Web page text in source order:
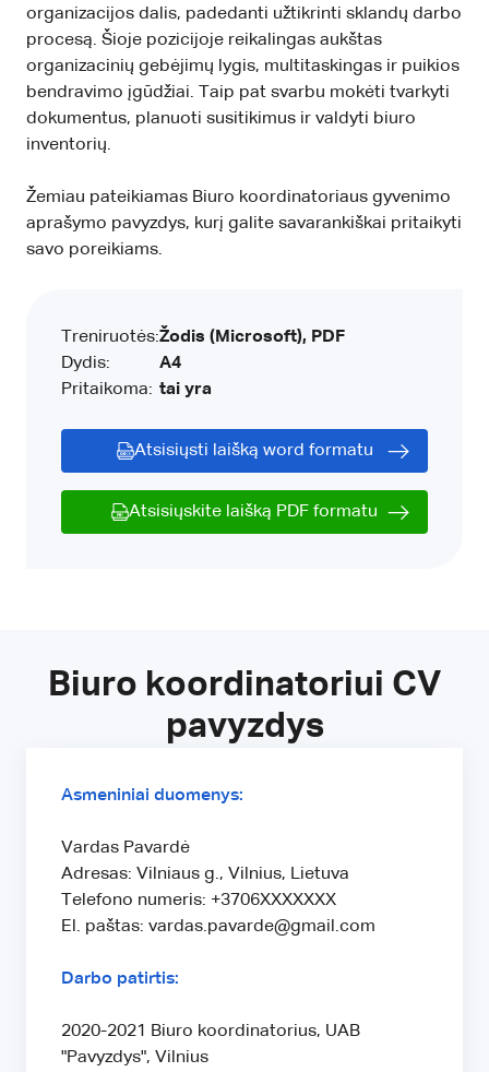
organizacijos dalis, padedanti užtikrinti sklandų darbo
procesą. Šioje pozicijoje reikalingas aukštas
organizacinių gebėjimų lygis, multitaskingas ir puikios
bendravimo įgūdžiai. Taip pat svarbu mokėti tvarkyti
dokumentus, planuoti susitikimus ir valdyti biuro
inventorių.
Žemiau pateikiamas Biuro koordinatoriaus gyvenimo
aprašymo pavyzdys, kurį galite savarankiškai pritaikyti
savo poreikiams.
Treniruotės:
Dydis:
Pritaikoma:
Žodis (Microsoft), PDF
A4
tai yra
Atsisiųsti laišką word formatu
Atsisiųskite laišką PDF formatu
Biuro koordinatoriui CV
pavyzdys
Asmeniniai duomenys:
Vardas Pavardė
Adresas: Vilniaus g., Vilnius, Lietuva
Telefono numeris: +3706XXXXXXX
El. paštas: vardas.pavarde@gmail.com
Darbo patirtis:
2020-2021 Biuro koordinatorius, UAB
"Pavyzdys", Vilnius